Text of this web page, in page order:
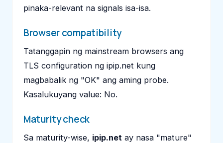
pinaka-relevant na signals isa-isa.
Browser compatibility
Tatanggapin ng mainstream browsers ang
TLS configuration ng ipip.net kung
magbabalik ng "OK" ang aming probe.
Kasalukuyang value: No.
Maturity check
Sa maturity-wise, ipip.net ay nasa "mature"